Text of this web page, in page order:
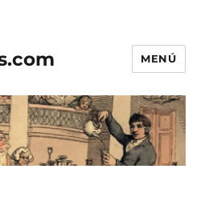
MENÚ